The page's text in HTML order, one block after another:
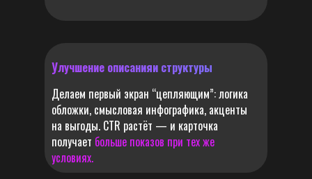
Делаем первый экран “цепляющим”: логика
обложки, смысловая инфографика, акценты
на выгоды. CTR растёт — и карточка
получает больше показов при тех же
условиях.
Улучшение описанияи структуры